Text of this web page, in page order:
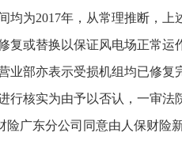
均为2017年，从常理推断，上
复或替换以保证风电场正常运
业部亦表示受损机组均已修复
行核实为由予以否认，一审法
险广东分公司同意由人保财险